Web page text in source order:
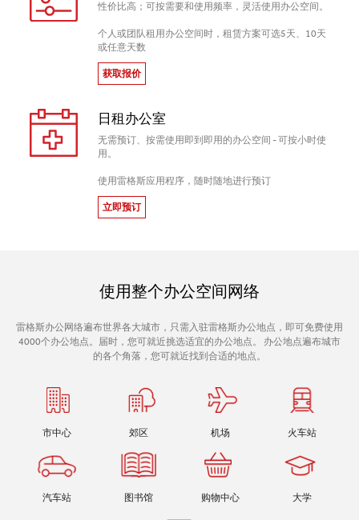
性价比高；可按需要和使用频率，灵活使用办公空间。
个人或团队租用办公空间时，租赁方案可选5天、10天
或任意天数
获取报价
日租办公室
无需预订、按需使用即到即用的办公空间 - 可按小时使
用。
使用雷格斯应用程序，随时随地进行预订
立即预订
使用整个办公空间网络
雷格斯办公网络遍布世界各大城市，只需入驻雷格斯办公地点，即可免费使用
4000个办公地点。届时，您可就近挑选适宜的办公地点。 办公地点遍布城市
的各个角落，您可就近找到合适的地点。
市中心 郊区 机场 火车站
汽车站 图书馆 购物中心 大学